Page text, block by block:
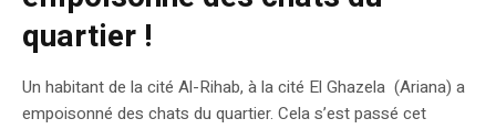
quartier !
Un habitant de la cité Al-Rihab, à la cité El Ghazela (Ariana) a
empoisonné des chats du quartier. Cela s’est passé cet